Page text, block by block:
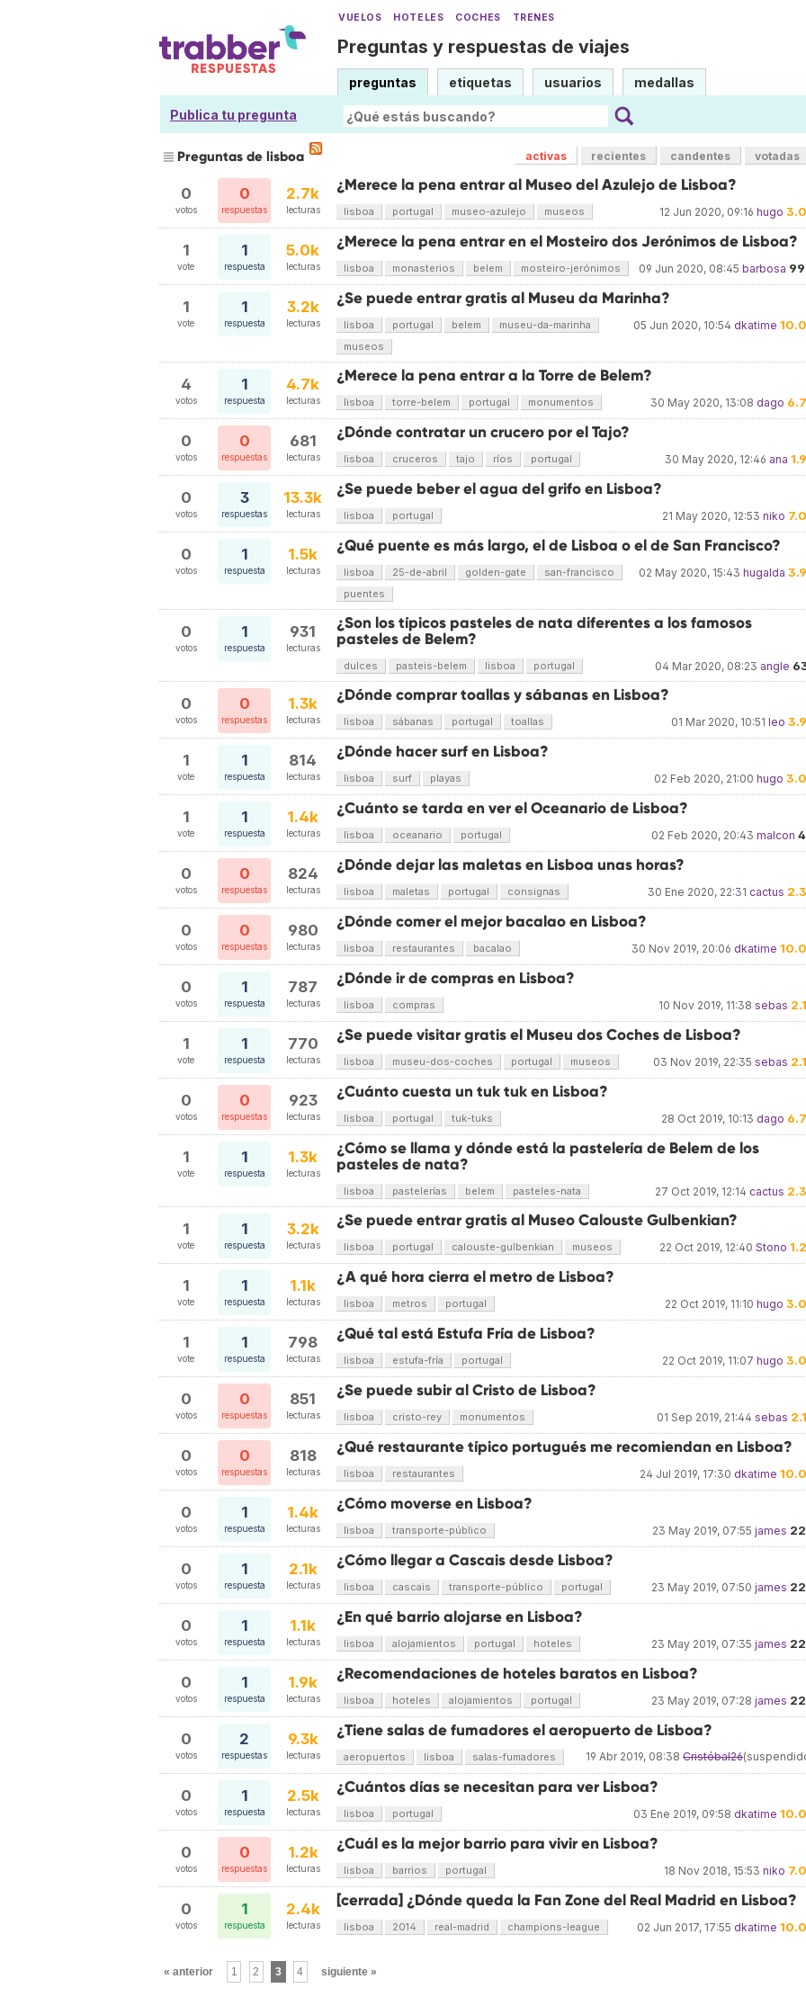
VUELOS HOTELES COCHES TRENES
Preguntas y respuestas de viajes
preguntas etiquetas usuarios medallas
Publica tu pregunta
Preguntas de lisboa activas recientes candentes votadas
0
votos
0
respuestas
2.7k
lecturas
¿Merece la pena entrar al Museo del Azulejo de Lisboa?
12 Jun 2020, 09:16 hugo
lisboa portugal museo-azulejo museos
1
vote
1
respuesta
5.0k
lecturas
¿Merece la pena entrar en el Mosteiro dos Jerónimos de Lisboa?
09 Jun 2020, 08:45 barbosa
lisboa monasterios belem mosteiro-jerónimos
1
vote
1
respuesta
3.2k
lecturas
¿Se puede entrar gratis al Museu da Marinha?
05 Jun 2020, 10:54 dkatime
lisboa portugal belem
museu-da-marinha
museos
4
votos
1
respuesta
4.7k
lecturas
¿Merece la pena entrar a la Torre de Belem?
30 May 2020, 13:08 dago
lisboa torre-belem portugal monumentos
0
votos
0
respuestas
681
lecturas
¿Dónde contratar un crucero por el Tajo?
30 May 2020, 12:46 ana
lisboa cruceros tajo ríos portugal
0
votos
3
respuestas
13.3k
lecturas
¿Se puede beber el agua del grifo en Lisboa?
21 May 2020, 12:53 niko
lisboa portugal
0
votos
1
respuesta
1.5k
lecturas
¿Qué puente es más largo, el de Lisboa o el de San Francisco?
02 May 2020, 15:43 hugalda
lisboa 25-de-abril golden-gate
san-francisco
puentes
0
votos
1
respuesta
931
lecturas
¿Son los típicos pasteles de nata diferentes a los famosos
pasteles de Belem?
04 Mar 2020, 08:23 angle
dulces pasteis-belem lisboa portugal
0
votos
0
respuestas
1.3k
lecturas
¿Dónde comprar toallas y sábanas en Lisboa?
01 Mar 2020, 10:51 leo
lisboa sábanas portugal toallas
1
vote
1
respuesta
814
lecturas
¿Dónde hacer surf en Lisboa?
02 Feb 2020, 21:00 hugo
lisboa surf playas
1
vote
1
respuesta
1.4k
lecturas
¿Cuánto se tarda en ver el Oceanario de Lisboa?
02 Feb 2020, 20:43 malcon
lisboa oceanario portugal
0
votos
0
respuestas
824
lecturas
¿Dónde dejar las maletas en Lisboa unas horas?
30 Ene 2020, 22:31 cactus
lisboa maletas portugal consignas
0
votos
0
respuestas
980
lecturas
¿Dónde comer el mejor bacalao en Lisboa?
30 Nov 2019, 20:06 dkatime
lisboa restaurantes bacalao
0
votos
1
respuesta
787
lecturas
¿Dónde ir de compras en Lisboa?
10 Nov 2019, 11:38 sebas
lisboa compras
1
vote
1
respuesta
770
lecturas
¿Se puede visitar gratis el Museu dos Coches de Lisboa?
03 Nov 2019, 22:35 sebas
lisboa museu-dos-coches portugal museos
0
votos
0
respuestas
923
lecturas
¿Cuánto cuesta un tuk tuk en Lisboa?
28 Oct 2019, 10:13 dago
lisboa portugal tuk-tuks
1
vote
1
respuesta
1.3k
lecturas
¿Cómo se llama y dónde está la pastelería de Belem de los
pasteles de nata?
27 Oct 2019, 12:14 cactus
lisboa pastelerías belem pasteles-nata
1
vote
1
respuesta
3.2k
lecturas
¿Se puede entrar gratis al Museo Calouste Gulbenkian?
22 Oct 2019, 12:40 Stono
lisboa portugal calouste-gulbenkian museos
1
vote
1
respuesta
1.1k
lecturas
¿A qué hora cierra el metro de Lisboa?
22 Oct 2019, 11:10 hugo
lisboa metros portugal
1
vote
1
respuesta
798
lecturas
¿Qué tal está Estufa Fría de Lisboa?
22 Oct 2019, 11:07 hugo
lisboa estufa-fría portugal
0
votos
0
respuestas
851
lecturas
¿Se puede subir al Cristo de Lisboa?
01 Sep 2019, 21:44 sebas
lisboa cristo-rey monumentos
0
votos
0
respuestas
818
lecturas
¿Qué restaurante típico portugués me recomiendan en Lisboa?
24 Jul 2019, 17:30 dkatime
lisboa restaurantes
0
votos
1
respuesta
1.4k
lecturas
¿Cómo moverse en Lisboa?
23 May 2019, 07:55 james
lisboa transporte-público
0
votos
1
respuesta
2.1k
lecturas
¿Cómo llegar a Cascais desde Lisboa?
23 May 2019, 07:50 james
lisboa cascais transporte-público portugal
0
votos
1
respuesta
1.1k
lecturas
¿En qué barrio alojarse en Lisboa?
23 May 2019, 07:35 james
lisboa alojamientos portugal hoteles
0
votos
1
respuesta
1.9k
lecturas
¿Recomendaciones de hoteles baratos en Lisboa?
23 May 2019, 07:28 james
lisboa hoteles alojamientos portugal
0
votos
2
respuestas
9.3k
lecturas
¿Tiene salas de fumadores el aeropuerto de Lisboa?
19 Abr 2019, 08:38 Cristóbal26
aeropuertos lisboa salas-fumadores
0
votos
1
respuesta
2.5k
lecturas
¿Cuántos días se necesitan para ver Lisboa?
03 Ene 2019, 09:58 dkatime
lisboa portugal
0
votos
0
respuestas
1.2k
lecturas
¿Cuál es la mejor barrio para vivir en Lisboa?
18 Nov 2018, 15:53 niko
lisboa barrios portugal
0
votos
1
respuesta
2.4k
lecturas
[cerrada] ¿Dónde queda la Fan Zone del Real Madrid en Lisboa?
02 Jun 2017, 17:55 dkatime
lisboa 2014 real-madrid champions-league
« anterior 1 2 3 4 siguiente »